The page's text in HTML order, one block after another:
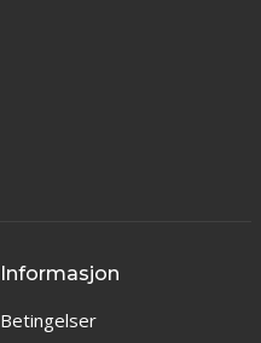
Informasjon
Betingelser